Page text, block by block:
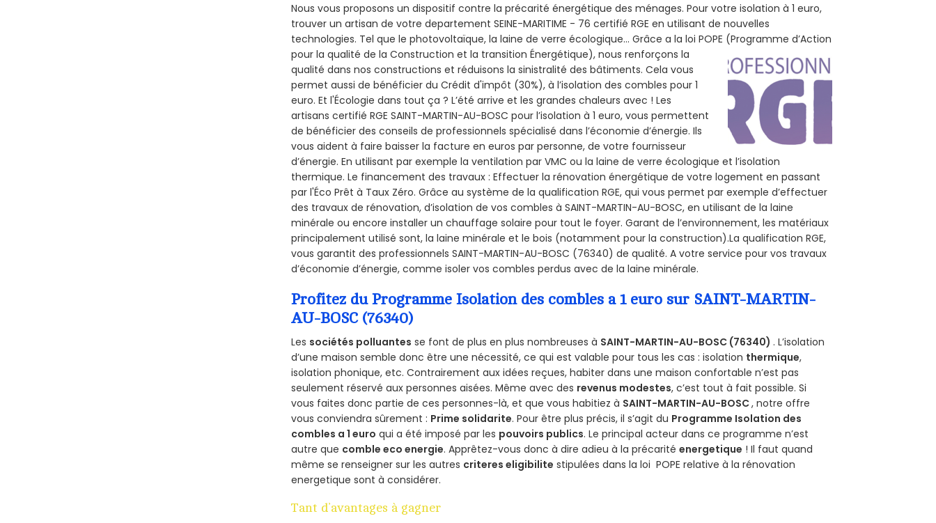
Nous vous proposons un dispositif contre la précarité énergétique des ménages. Pour votre isolation à 1 euro,
trouver un artisan de votre departement SEINE-MARITIME - 76 certifié RGE en utilisant de nouvelles
technologies. Tel que le photovoltaïque, la laine de verre écologique... Grâce a la loi POPE (Programme d’Action
pour la qualité de la Construction et la transition Énergétique), nous renforçons la
qualité dans nos constructions et réduisons la sinistralité des bâtiments. Cela vous
permet aussi de bénéficier du Crédit d'impôt (30%), à l’isolation des combles pour 1
euro. Et l'Écologie dans tout ça ? L’été arrive et les grandes chaleurs avec ! Les
artisans certifié RGE SAINT-MARTIN-AU-BOSC pour l’isolation à 1 euro, vous permettent
de bénéficier des conseils de professionnels spécialisé dans l’économie d’énergie. Ils
vous aident à faire baisser la facture en euros par personne, de votre fournisseur
d’énergie. En utilisant par exemple la ventilation par VMC ou la laine de verre écologique et l’isolation
thermique. Le financement des travaux : Effectuer la rénovation énergétique de votre logement en passant
par l'Éco Prêt à Taux Zéro. Grâce au système de la qualification RGE, qui vous permet par exemple d’effectuer
des travaux de rénovation, d’isolation de vos combles à SAINT-MARTIN-AU-BOSC, en utilisant de la laine
minérale ou encore installer un chauffage solaire pour tout le foyer. Garant de l’environnement, les matériaux
principalement utilisé sont, la laine minérale et le bois (notamment pour la construction).La qualification RGE,
vous garantit des professionnels SAINT-MARTIN-AU-BOSC (76340) de qualité. A votre service pour vos travaux
d’économie d’énergie, comme isoler vos combles perdus avec de la laine minérale.
Profitez du Programme Isolation des combles a 1 euro sur SAINT-MARTIN-
AU-BOSC (76340)
Les sociétés polluantes se font de plus en plus nombreuses à SAINT-MARTIN-AU-BOSC (76340) . L’isolation
d’une maison semble donc être une nécessité, ce qui est valable pour tous les cas : isolation thermique,
isolation phonique, etc. Contrairement aux idées reçues, habiter dans une maison confortable n’est pas
seulement réservé aux personnes aisées. Même avec des revenus modestes, c’est tout à fait possible. Si
vous faites donc partie de ces personnes-là, et que vous habitiez à SAINT-MARTIN-AU-BOSC, notre offre
vous conviendra sûrement : Prime solidarite. Pour être plus précis, il s’agit du Programme Isolation des
combles a 1 euro qui a été imposé par les pouvoirs publics. Le principal acteur dans ce programme n’est
autre que comble eco energie. Apprêtez-vous donc à dire adieu à la précaritéenergetique ! Il faut quand
même se renseigner sur les autres criteres eligibilite stipulées dans la loi POPE relative à la rénovation
energetique sont à considérer.
Tant d’avantages à gagner